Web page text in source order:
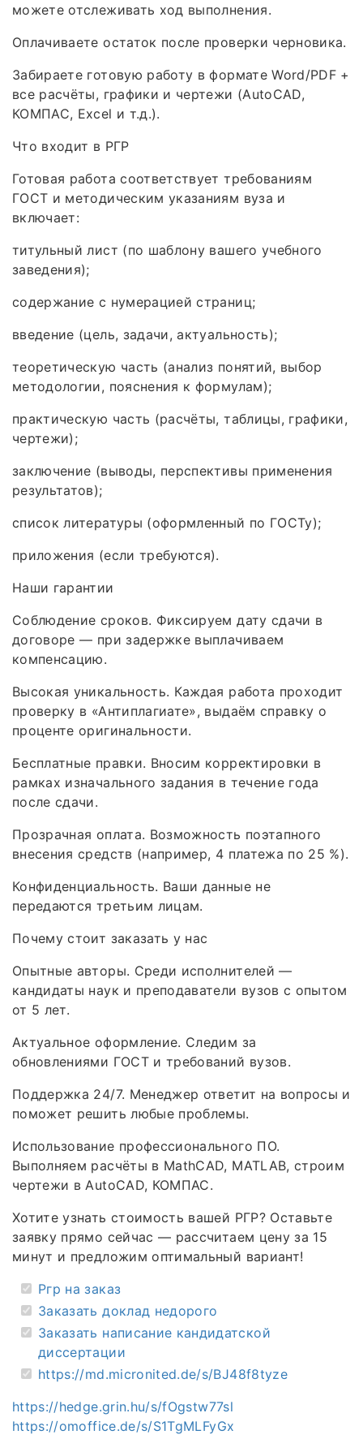
можете отслеживать ход выполнения.
Оплачиваете остаток после проверки черновика.
Забираете готовую работу в формате Word/PDF +
все расчёты, графики и чертежи (AutoCAD,
КОМПАС, Excel и т.д.).
Что входит в РГР
Готовая работа соответствует требованиям
ГОСТ и методическим указаниям вуза и
включает:
титульный лист (по шаблону вашего учебного
заведения);
содержание с нумерацией страниц;
введение (цель, задачи, актуальность);
теоретическую часть (анализ понятий, выбор
методологии, пояснения к формулам);
практическую часть (расчёты, таблицы, графики,
чертежи);
заключение (выводы, перспективы применения
результатов);
список литературы (оформленный по ГОСТу);
приложения (если требуются).
Наши гарантии
Соблюдение сроков. Фиксируем дату сдачи в
договоре — при задержке выплачиваем
компенсацию.
Высокая уникальность. Каждая работа проходит
проверку в «Антиплагиате», выдаём справку о
проценте оригинальности.
Бесплатные правки. Вносим корректировки в
рамках изначального задания в течение года
после сдачи.
Прозрачная оплата. Возможность поэтапного
внесения средств (например, 4 платежа по 25 %).
Конфиденциальность. Ваши данные не
передаются третьим лицам.
Почему стоит заказать у нас
Опытные авторы. Среди исполнителей —
кандидаты наук и преподаватели вузов с опытом
от 5 лет.
Актуальное оформление. Следим за
обновлениями ГОСТ и требований вузов.
Поддержка 24/7. Менеджер ответит на вопросы и
поможет решить любые проблемы.
Использование профессионального ПО.
Выполняем расчёты в MathCAD, MATLAB, строим
чертежи в AutoCAD, КОМПАС.
Хотите узнать стоимость вашей РГР? Оставьте
заявку прямо сейчас — рассчитаем цену за 15
минут и предложим оптимальный вариант!
Ргр на заказ
Заказать доклад недорого
Заказать написание кандидатской
диссертации
https://md.micronited.de/s/BJ48f8tyze
https://hedge.grin.hu/s/fOgstw77sl
https://omoffice.de/s/S1TgMLFyGx